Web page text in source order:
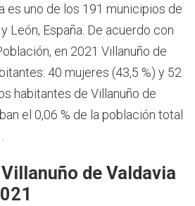
es uno de los 191 municipios de
León, España. De acuerdo con
en 2021 Villanuño de
40 mujeres (43,5 %) y 52
habitantes de Villanuño de
el 0,06 % de la población total
de Valdavia